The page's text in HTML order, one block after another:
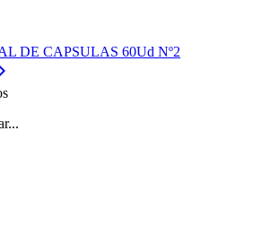
DE CAPSULAS 60Ud Nº2